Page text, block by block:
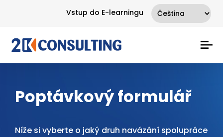
Vstup do E-learningu
Poptávkový formulář
Níže si vyberte o jaký druh navázání spolupráce